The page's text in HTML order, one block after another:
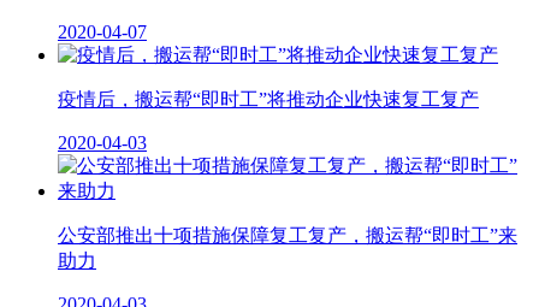
2020-04-07
疫情后，搬运帮“即时工”将推动企业快速复工复产
2020-04-03
公安部推出十项措施保障复工复产，搬运帮“即时工”来
助力